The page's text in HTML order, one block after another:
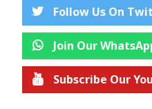
Follow Us On
Join Our
Subscribe Our